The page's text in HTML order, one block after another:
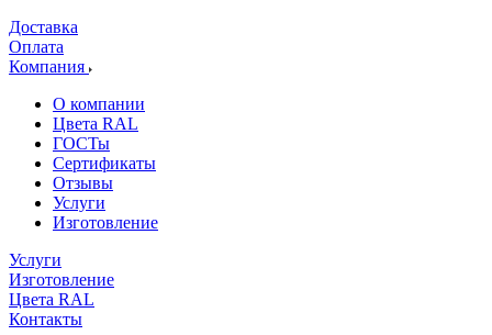
Доставка
Оплата
Компания
О компании
Цвета RAL
ГОСТы
Сертификаты
Отзывы
Услуги
Изготовление
Услуги
Изготовление
Цвета RAL
Контакты